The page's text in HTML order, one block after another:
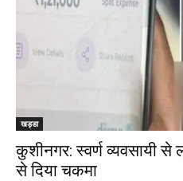
खड्डा
कुशीनगर: स्वर्ण व्यवसायी से
से दिया चकमा